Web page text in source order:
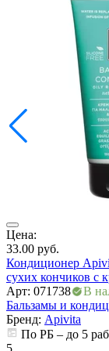
Цена:
33.00 руб.
Кондиционер
сухих кончиков с
Арт: 071738
В
Бальзамы и
Бренд: Apivita
По РБ – до 5
5